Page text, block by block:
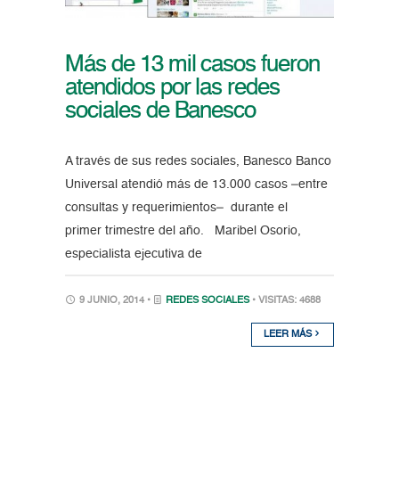
Más de 13 mil casos fueron
atendidos por las redes
sociales de Banesco
A través de sus redes sociales, Banesco Banco
Universal atendió más de 13.000 casos –entre
consultas y requerimientos– durante el
primer trimestre del año. Maribel Osorio,
especialista ejecutiva de
9 JUNIO, 2014 • REDES SOCIALES • VISITAS: 4688
LEER MÁS